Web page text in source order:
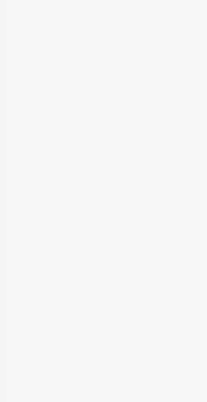
dans la transition énergétique. Si vous
responsable tout en profitant de tout
répond parfaitement à cette exigence
HelloTAXI offre une solution
.
à ses tarifs transparents et à son
est le choix idéal pour vos
Téléchargez l’application dès
du confort et de la sécurité d’un taxi